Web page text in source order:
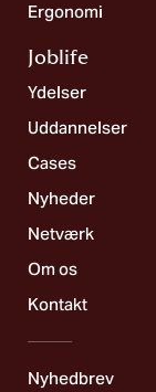
Ergonomi
Joblife​
Ydelser
Uddannelser
Cases
Nyheder
Netværk
Om os
Kontakt
Nyhedbrev